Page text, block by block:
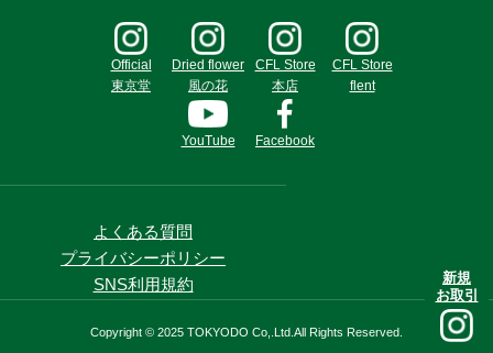
新規
お取引
Copyright © 2025 TOKYODO Co,.Ltd.All Rights Reserved.
Official
東京堂
Dried flower
風の花
CFL Store
本店
CFL Store
flent
YouTube Facebook
よくある質問
プライバシーポリシー
SNS利用規約